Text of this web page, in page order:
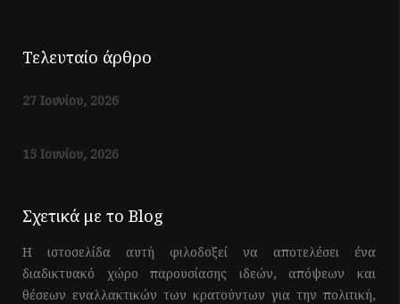
Τελευταίο άρθρο
27 Ιουνίου, 2026
15 Ιουνίου, 2026
Σχετικά με το Blog
Η ιστοσελίδα αυτή φιλοδοξεί να αποτελέσει ένα
διαδικτυακό χώρο παρουσίασης ιδεών, απόψεων και
θέσεων εναλλακτικών των κρατούντων για την πολιτική,